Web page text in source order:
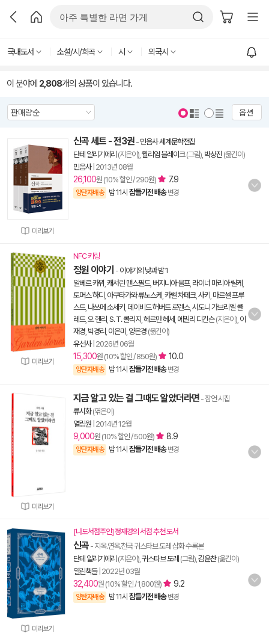
국내도서 소설/시/희곡 시 외국시
이 분야에 2,808개의 상품이 있습니다.
옵션
미리보기
신곡 세트 - 전3권 - 민음사 세계문학전집
단테 알리기에리 (지은이), 윌리엄 블레이크(그림), 박상진 (옮긴이)
민음사| 2013년 08월
26,100원 (10% 할인 / 290원) 7.9
양탄자배송 밤 11시 잠들기전 배송 변경
미리보기
NFC 키링
정원 이야기 - 이야기의 낮과 밤 1
알베르 카뮈 캐서린 맨스필드, 버지니아 울프, 라이너 마리아 릴케
토머스 하디 아쿠타가와 류노스케 카렐 차페크, 사키 마르셀 프루
스트, 나쓰메 소세키 데이비드 허버트 로렌스, 시도니 가브리엘 콜
레트, 오 헨리 S. T. 콜리지 헤르만 헤세 에밀리 디킨슨(지은이), 이
재경 박경리 이은미 양은경 (옮긴이)
유선사| 2026년 06월
15,300원 (10% 할인 / 850원) 10.0
양탄자배송 밤 11시 잠들기전 배송 변경
미리보기
지금 알고 있는 걸 그때도 알았더라면 - 잠언 시집
류시화(엮은이)
열림원 2014년 12월
9,000원 (10% 할인 / 500원) 8.9
양탄자배송 밤 11시 잠들기전 배송 변경
미리보기
[나도서점주인] 정재경의 서점 추천 도서
신곡 - 지옥.연옥.천국 귀스타브 도레 삽화 수록본
단테 알리기에리 (지은이), 귀스타브 도레 (그림), 김운찬(옮긴이)
열린책들| 2022년 03월
32,400원 (10% 할인 / 1,800원) 9.2
양탄자배송 밤 11시 잠들기전 배송 변경